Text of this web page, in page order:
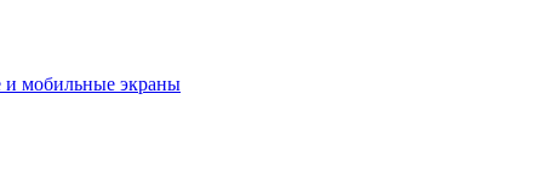
мобильные экраны